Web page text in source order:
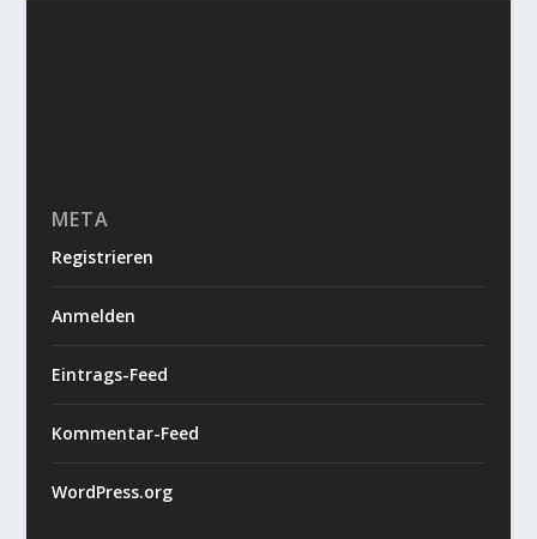
META
Registrieren
Anmelden
Eintrags-Feed
Kommentar-Feed
WordPress.org